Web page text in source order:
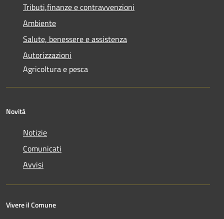
Tributi,finanze e contravvenzioni
Ambiente
Salute, benessere e assistenza
Autorizzazioni
Agricoltura e pesca
Novità
Notizie
Comunicati
Avvisi
Vivere il Comune